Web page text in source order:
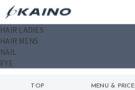
HAIR LADIES
HAIR MENS
NAIL
EYE
TOP MENU & PRICE